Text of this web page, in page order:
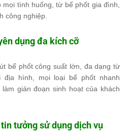
tình huống, từ bể phốt gia đình,
công nghiệp.
dụng đa kích cỡ
bể phốt công suất lớn, đa dạng từ
hình, mọi loại bể phốt nhanh
gián đoạn sinh hoạt của khách
tưởng sử dụng dịch vụ